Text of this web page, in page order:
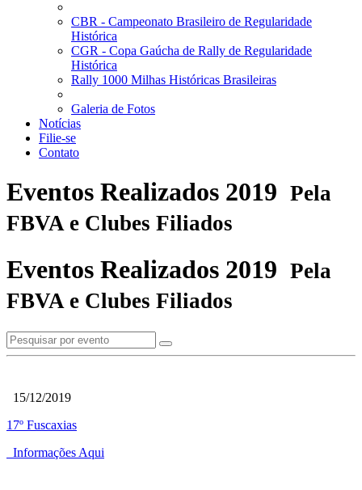
CBR - Campeonato Brasileiro de Regularidade
Histórica
CGR - Copa Gaúcha de Rally de Regularidade
Histórica
Rally 1000 Milhas Históricas Brasileiras
Galeria de Fotos
Notícias
Filie-se
Contato
Eventos Realizados 2019 Pela
FBVA e Clubes Filiados
Eventos Realizados 2019 Pela
FBVA e Clubes Filiados
15/12/2019
17º Fuscaxias
Informações Aqui